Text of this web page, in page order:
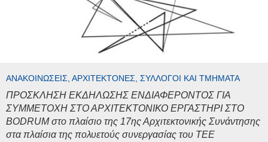
ΑΝΑΚΟΙΝΏΣΕΙΣ, ΑΡΧΙΤΈΚΤΟΝΕΣ, ΣΎΛΛΟΓΟΙ ΚΑΙ ΤΜΉΜΑΤΑ
ΠΡΟΣΚΛΗΣΗ ΕΚΔΗΛΩΣΗΣ ΕΝΔΙΑΦΕΡΟΝΤΟΣ ΓΙΑ
ΣΥΜΜΕΤΟΧΗ ΣΤΟ ΑΡΧΙΤΕΚΤΟΝΙΚΟ ΕΡΓΑΣΤΗΡΙ ΣΤΟ
BODRUM στο πλαίσιο της 17ης Αρχιτεκτονικής Συνάντησης
στα πλαίσια της πολυετούς συνεργασίας του ΤΕΕ